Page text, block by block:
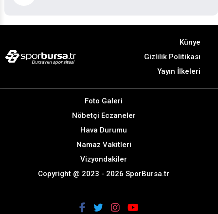
Künye
Gizlilik Politikası
Yayın İlkeleri
Foto Galeri
Nöbetçi Eczaneler
Hava Durumu
Namaz Vakitleri
Vizyondakiler
Copyright @ 2023 - 2026 SporBursa.tr